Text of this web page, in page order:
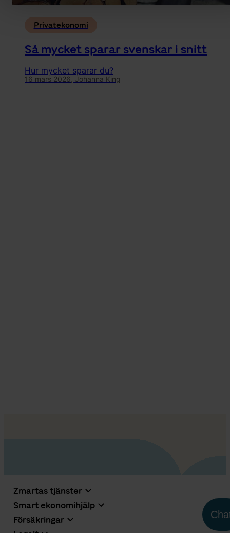
Privatekonomi
Så mycket sparar svenskar i snitt
Hur mycket sparar du?
16 mars 2026, Johanna King
Zmartas tjänster
Smart ekonomihjälp
Försäkringar
Legalt